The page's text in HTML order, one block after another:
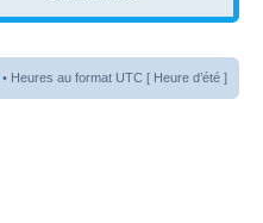
• Heures au format UTC [ Heure d’été ]